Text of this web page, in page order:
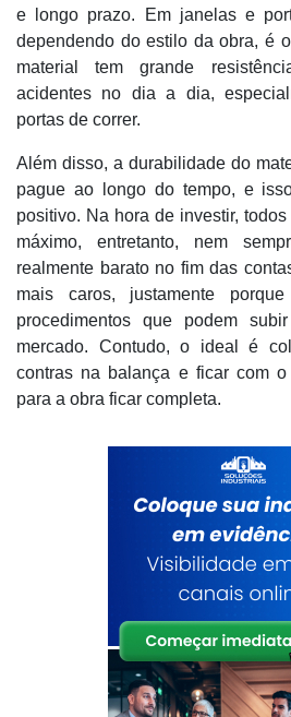
e longo prazo. Em janelas e
dependendo do estilo da obra, é
material tem grande
acidentes no dia a dia,
portas de correr.
Além disso, a durabilidade do
pague ao longo do tempo, e
positivo. Na hora de investir,
máximo, entretanto, nem
realmente barato no fim das
mais caros, justamente
procedimentos que podem
mercado. Contudo, o ideal é
contras na balança e ficar com o
para a obra ficar completa.